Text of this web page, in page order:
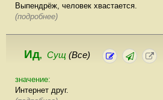
Выпендрёж, человек хвастается.
(подробнее)
Ид, Сущ (Все)
значение:
Интернет друг.